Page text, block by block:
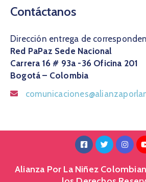
Contáctanos
Dirección entrega de
Red PaPaz Sede Nacional
Carrera 16 # 93a -36 Oficina 201
Bogotá – Colombia
Alianza Por La Niñez